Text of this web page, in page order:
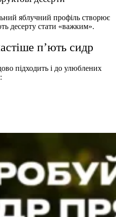
яблучний профіль створює
десерту стати «важким».
п’ють сидр
підходить і до улюблених